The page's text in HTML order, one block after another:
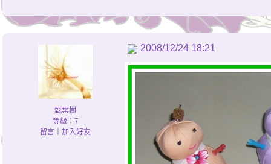
甄葉樹
等級：7
留言
加入好友
2008/12/24 18:21